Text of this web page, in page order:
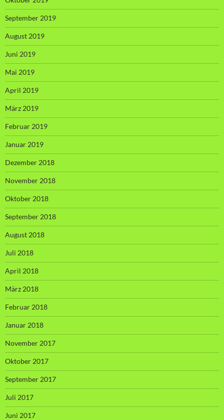
September 2019
August 2019
Juni 2019
Mai 2019
April 2019
März 2019
Februar 2019
Januar 2019
Dezember 2018
November 2018
Oktober 2018
September 2018
August 2018
Juli 2018
April 2018
März 2018
Februar 2018
Januar 2018
November 2017
Oktober 2017
September 2017
Juli 2017
Juni 2017